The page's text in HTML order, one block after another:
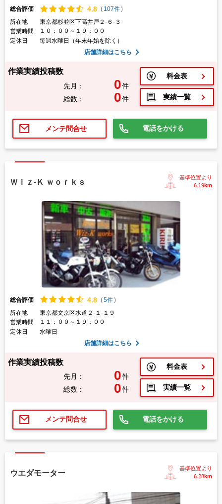
総合評価 4.8 ( 107件)
所在地
東京都杉並区下高井戸２-６-３
営業時間
１０：００～１９：００
定休日
毎週水曜日（年末年始を除く）
店舗詳細はこちら
作業実績投稿数
先月： 0件
総数：
0件
料金表
実績一覧
メンテ問合せ 電話をかける
Ｗｉｚ-Ｋ ｗｏｒｋｓ
基準位置より
6.19km
総合評価 4.8 (5件)
所在地
東京都文京区水道２-１-１９
営業時間
１１：００～１９：００
定休日
水曜日
店舗詳細はこちら
作業実績投稿数
先月： 0件
総数：
0件
料金表
実績一覧
メンテ問合せ 電話をかける
ウエダモーター
基準位置より
6.28km